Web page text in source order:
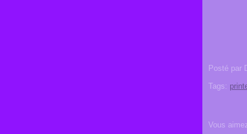
Posté par
Tags:
Vous